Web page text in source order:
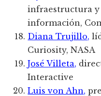
infraestructura y
información,
Diana Trujillo,
Curiosity, NASA
José Villeta,
Interactive
Luis von Ahn,